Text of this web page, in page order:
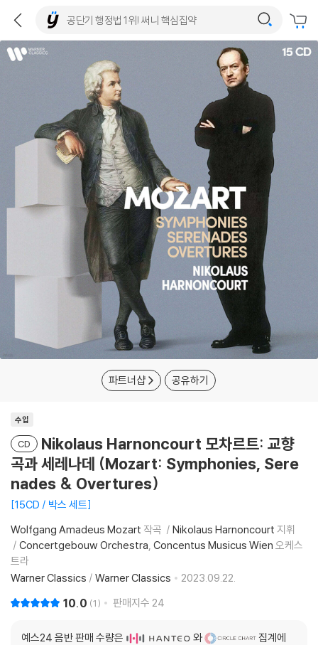
파트너샵 공유하기
수입
CD
Nikolaus Harnoncourt 모차르트: 교향
곡과 세레나데 (Mozart: Symphonies, Sere
nades & Overtures)
15CD / 박스 세트
Wolfgang Amadeus Mozart 작곡 Nikolaus Harnoncourt 지휘
Concertgebouw Orchestra Concentus Musicus Wien 오케스
트라
Warner Classics / Warner Classics 2023.09.22.
10.0 1 판매지수 24
예스24 음반 판매 수량은 와
집계에